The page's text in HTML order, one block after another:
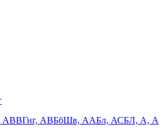
АВБбШв, ААБл, АСБЛ, А, А